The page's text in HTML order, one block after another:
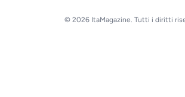
© 2026 ItaMagazine. Tutti i diritti